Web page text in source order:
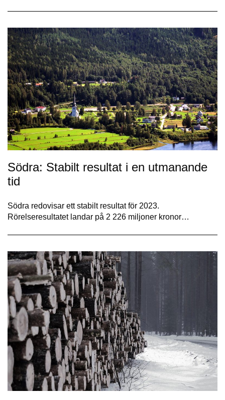
Södra: Stabilt resultat i en utmanande
tid
Södra redovisar ett stabilt resultat för 2023.
Rörelseresultatet landar på 2 226 miljoner kronor…